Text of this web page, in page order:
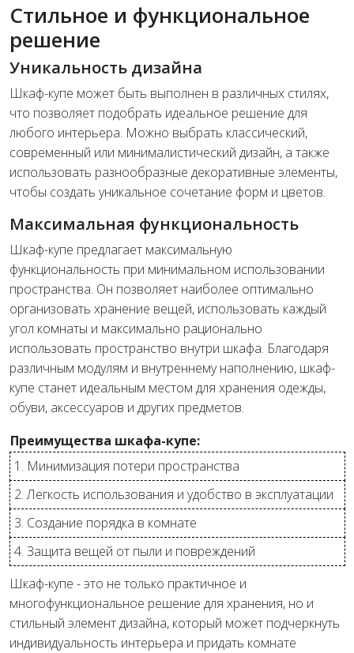
Стильное и функциональное
решение
Уникальность дизайна
Шкаф-купе может быть выполнен в различных стилях,
что позволяет подобрать идеальное решение для
любого интерьера. Можно выбрать классический,
современный или минималистический дизайн, а также
использовать разнообразные декоративные элементы,
чтобы создать уникальное сочетание форм и цветов.
Максимальная функциональность
Шкаф-купе предлагает максимальную
функциональность при минимальном использовании
пространства. Он позволяет наиболее оптимально
организовать хранение вещей, использовать каждый
угол комнаты и максимально рационально
использовать пространство внутри шкафа. Благодаря
различным модулям и внутреннему наполнению, шкаф-
купе станет идеальным местом для хранения одежды,
обуви, аксессуаров и других предметов.
Преимущества шкафа-купе:
1. Минимизация потери пространства
2. Легкость использования и удобство в эксплуатации
3. Создание порядка в комнате
4. Защита вещей от пыли и повреждений
Шкаф-купе - это не только практичное и
многофункциональное решение для хранения, но и
стильный элемент дизайна, который может подчеркнуть
индивидуальность интерьера и придать комнате